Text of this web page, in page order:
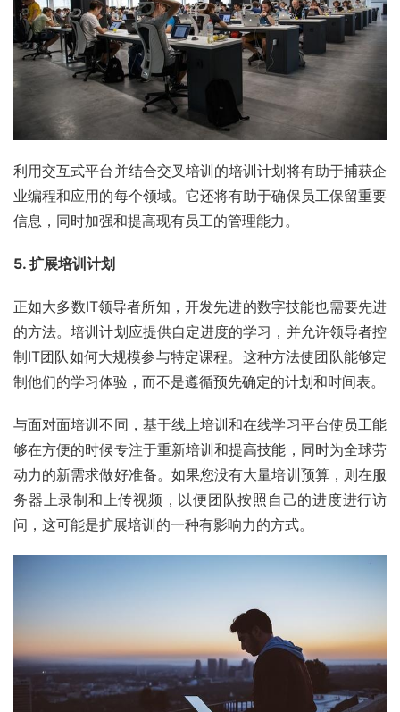
利用交互式平台并结合交叉培训的培训计划将有助于捕获企
业编程和应用的每个领域。它还将有助于确保员工保留重要
信息，同时加强和提高现有员工的管理能力。
5. 扩展培训计划
正如大多数IT领导者所知，开发先进的数字技能也需要先进
的方法。培训计划应提供自定进度的学习，并允许领导者控
制IT团队如何大规模参与特定课程。这种方法使团队能够定
制他们的学习体验，而不是遵循预先确定的计划和时间表。
与面对面培训不同，基于线上培训和在线学习平台使员工能
够在方便的时候专注于重新培训和提高技能，同时为全球劳
动力的新需求做好准备。如果您没有大量培训预算，则在服
务器上录制和上传视频，以便团队按照自己的进度进行访
问，这可能是扩展培训的一种有影响力的方式。